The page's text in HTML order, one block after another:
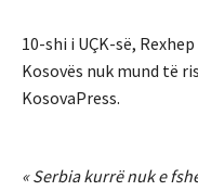
10-shi i UÇK-së,
Kosovës nuk mund të
KosovaPress.
« Serbia kurrë nuk e